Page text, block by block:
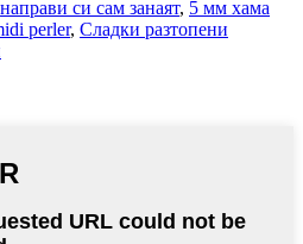
направи си сам занаят, 5 мм хама
perler, Сладки разтопени